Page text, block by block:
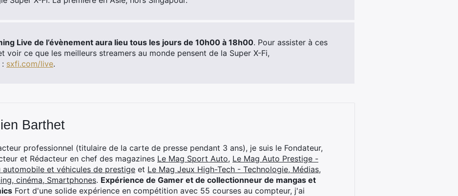
Live de l’évènement aura lieu tous les jours de 10h00 à 18h00. Pour assister à ces
voir ce que les meilleurs streamers au monde pensent de la Super X-Fi,
sxfi.com/live.
Barthet
professionnel (titulaire de la carte de presse pendant 3 ans), je suis le Fondateur,
et Rédacteur en chef des magazines Le Mag Sport Auto, Le Mag Auto Prestige -
automobile et véhicules de prestige et Le Mag Jeux High-Tech - Technologie, Médias,
cinéma, Smartphones. Expérience de Gamer et de collectionneur de mangas et
Fort d'une solide expérience en compétition avec 55 courses au compteur, j'ai